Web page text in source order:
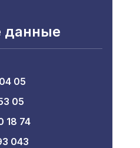
05
043
18 74
05
данные